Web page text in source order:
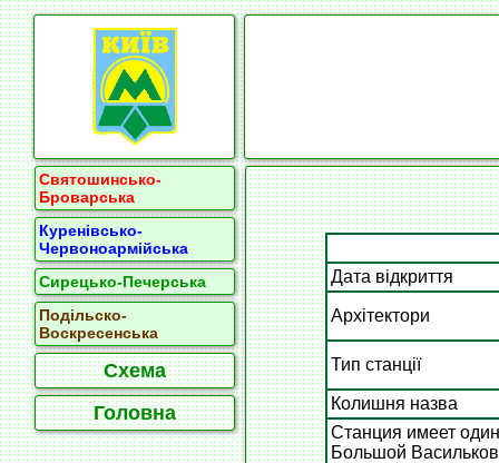
Святошинсько-
Броварська
Куренівсько-
Червоноармійська
Сирецько-Печерська
Подільско-
Воскресенська
Схема
Головна
Дата відкриття
Архітектори
Тип станції
Колишня назва
Станция имеет
Большой